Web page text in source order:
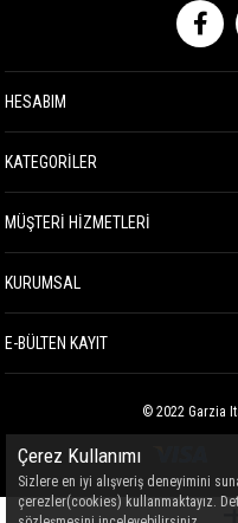
HESABIM
KATEGORİLER
MÜŞTERİ HİZMETLERİ
KURUMSAL
E-BÜLTEN KAYIT
© 2022 Garzia
Çerez Kullanımı
Sizlere en iyi alışveriş deneyimini
çerezler(cookies) kullanmaktayız.